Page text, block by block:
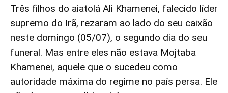
Três filhos do aiatolá Ali Khamenei, falecido líder
supremo do Irã, rezaram ao lado do seu caixão
neste domingo (05/07), o segundo dia do seu
funeral. Mas entre eles não estava Mojtaba
Khamenei, aquele que o sucedeu como
autoridade máxima do regime no país persa. Ele